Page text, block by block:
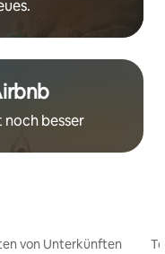
besser
von Unterkünften